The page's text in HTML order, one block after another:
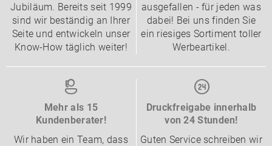
Jubiläum. Bereits seit 1999
sind wir beständig an Ihrer
Seite und entwickeln unser
Know-How täglich weiter!
ausgefallen - für jeden was
dabei! Bei uns finden Sie
ein riesiges Sortiment toller
Werbeartikel.
Mehr als 15
Kundenberater!
Wir haben ein Team, dass
Druckfreigabe innerhalb
von 24 Stunden!
Guten Service schreiben wir